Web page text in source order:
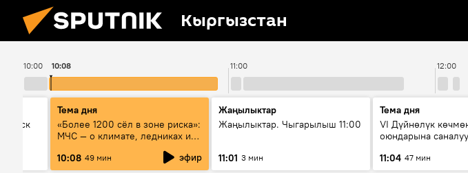
Кыргызстан
10:00 11:00 12:00
10:08
Тема дня
«Более 1200 сёл в зоне риска»:
МЧС — о климате, ледниках и
населения
10:08 49 мин эфир
Жаңылыктар
Жаңылыктар. Чыгарылыш 11:00
11:01 3 мин
Тема дня
VI Дүйнөлүк
оюндарына
этапка жетти?
11:04 47 мин